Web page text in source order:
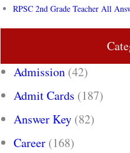
RPSC 2nd Grade Teacher All
Admission (42)
Admit Cards (187)
Answer Key (82)
Career (168)